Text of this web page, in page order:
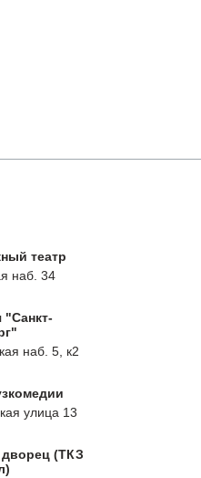
театр
наб. 34
"Санкт-
наб. 5, к2
улица 13
(ТКЗ